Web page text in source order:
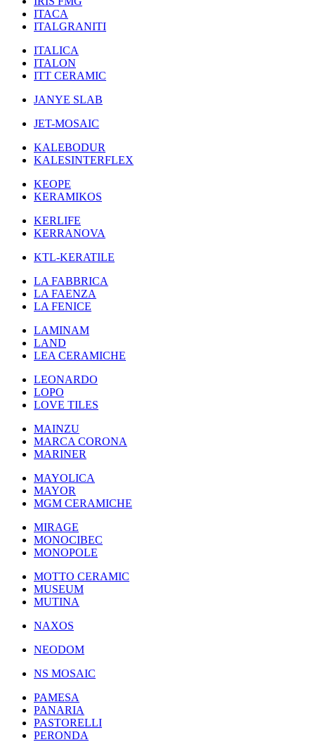
ITACA
ITALGRANITI
ITALICA
ITALON
ITT CERAMIC
JANYE SLAB
JET-MOSAIC
KALEBODUR
KALESINTERFLEX
KEOPE
KERAMIKOS
KERLIFE
KERRANOVA
KTL-KERATILE
LA FABBRICA
LA FAENZA
LA FENICE
LAMINAM
LAND
LEA CERAMICHE
LEONARDO
LOPO
LOVE TILES
MAINZU
MARCA CORONA
MARINER
MAYOLICA
MAYOR
MGM CERAMICHE
MIRAGE
MONOCIBEC
MONOPOLE
MOTTO CERAMIC
MUSEUM
MUTINA
NAXOS
NEODOM
NS MOSAIC
PAMESA
PANARIA
PASTORELLI
PERONDA